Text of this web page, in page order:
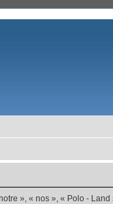
», « nos », « Polo -